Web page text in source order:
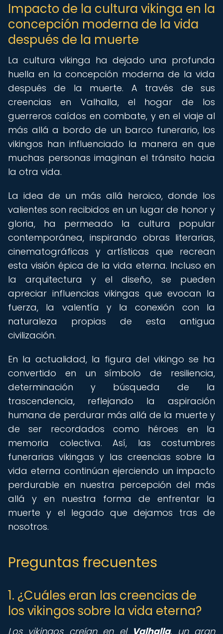
Impacto de la cultura vikinga en la
concepción moderna de la vida
después de la muerte
La cultura vikinga ha dejado una profunda
huella en la concepción moderna de la vida
después de la muerte. A través de sus
creencias en Valhalla, el hogar de los
guerreros caídos en combate, y en el viaje al
más allá a bordo de un barco funerario, los
vikingos han influenciado la manera en que
muchas personas imaginan el tránsito hacia
la otra vida.
La idea de un más allá heroico, donde los
valientes son recibidos en un lugar de honor y
gloria, ha permeado la cultura popular
contemporánea, inspirando obras literarias,
cinematográficas y artísticas que recrean
esta visión épica de la vida eterna. Incluso en
la arquitectura y el diseño, se pueden
apreciar influencias vikingas que evocan la
fuerza, la valentía y la conexión con la
naturaleza propias de esta antigua
civilización.
En la actualidad, la figura del vikingo se ha
convertido en un símbolo de resiliencia,
determinación y búsqueda de la
trascendencia, reflejando la aspiración
humana de perdurar más allá de la muerte y
de ser recordados como héroes en la
memoria colectiva. Así, las costumbres
funerarias vikingas y las creencias sobre la
vida eterna continúan ejerciendo un impacto
perdurable en nuestra percepción del más
allá y en nuestra forma de enfrentar la
muerte y el legado que dejamos tras de
nosotros.
Preguntas frecuentes
1. ¿Cuáles eran las creencias de
los vikingos sobre la vida eterna?
Los vikingos creían en el Valhalla, un gran